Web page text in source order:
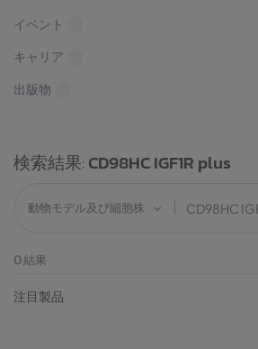
イベント
キャリア
出版物
検索結果:CD98HC IGF1R plus
動物モデル及び細胞株
0結果
注目製品